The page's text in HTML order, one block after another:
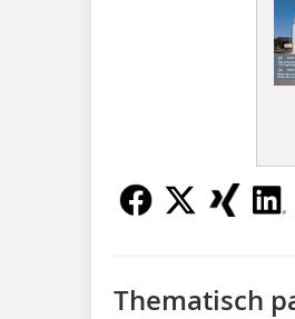
Thematisch